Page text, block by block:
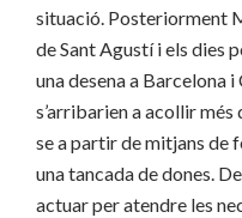
situació. Posteriorment
de Sant Agustí i els dies
una desena a Barcelona
s’arribarien a acollir més
se a partir de mitjans de
una tancada de dones.
actuar per atendre les